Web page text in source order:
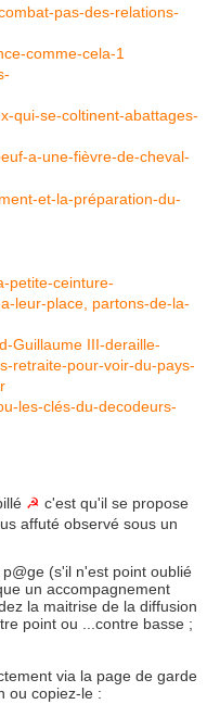
pas-des-relations-
comme-cela-1
qui-se-coltinent-abattages-
a-une-fièvre-de-cheval-
et-la-préparation-du-
petite-ceinture-
leur-place, partons-de-la-
Guillaume III-deraille-
retraite-pour-voir-du-pays-
les-clés-du-decodeurs-
☭ c'est qu'il se propose
affuté observé sous un
(s'il n'est point oublié
un accompagnement
la maitrise de la diffusion
point ou ...contre basse ;
via la page de garde
ou copiez-le :